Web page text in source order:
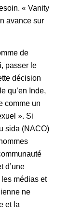
« Vanity
avance sur
de
passer le
décision
qu’en Inde,
comme un
». Si
sida (NACO)
d’une
médias et
ne
et la